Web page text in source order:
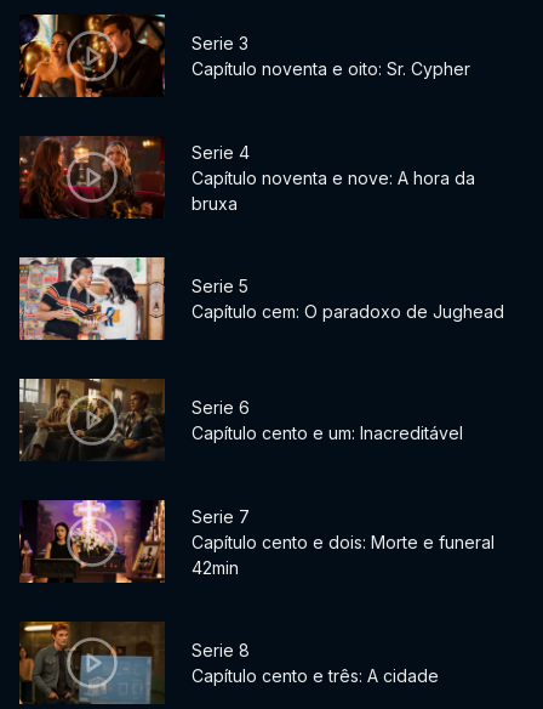
Serie 3
Capítulo noventa e oito: Sr. Cypher
Serie 4
Capítulo noventa e nove: A hora da
bruxa
Serie 5
Capítulo cem: O paradoxo de Jughead
Serie 6
Capítulo cento e um: Inacreditável
Serie 7
Capítulo cento e dois: Morte e funeral
42min
Serie 8
Capítulo cento e três: A cidade